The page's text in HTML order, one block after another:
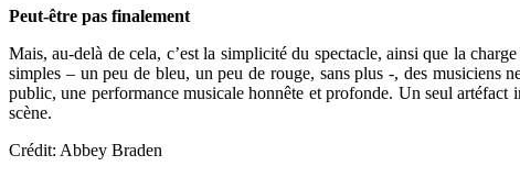
Peut-être pas finalement
Mais, au-delà de cela, c’est la simplicité du spectacle, ainsi que la
simples – un peu de bleu, un peu de rouge, sans plus -, des musiciens
public, une performance musicale honnête et profonde. Un seul
scène.
Crédit: Abbey Braden